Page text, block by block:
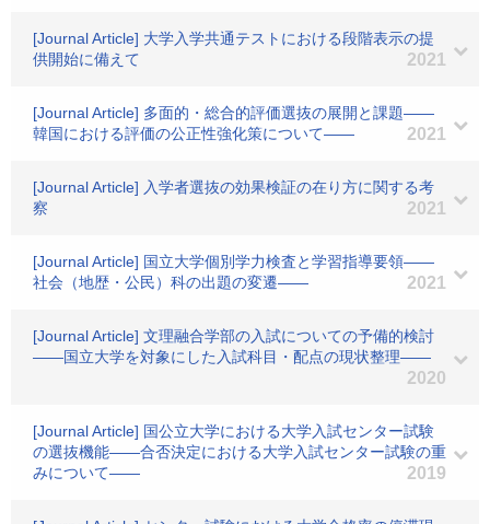
[Journal Article] 大学入学共通テストにおける段階表示の提
供開始に備えて
2021
[Journal Article] 多面的・総合的評価選抜の展開と課題――
韓国における評価の公正性強化策について――
2021
[Journal Article] 入学者選抜の効果検証の在り方に関する考
察
2021
[Journal Article] 国立大学個別学力検査と学習指導要領――
社会（地歴・公民）科の出題の変遷――
2021
[Journal Article] 文理融合学部の入試についての予備的検討
――国立大学を対象にした入試科目・配点の現状整理――
2020
[Journal Article] 国公立大学における大学入試センター試験
の選抜機能――合否決定における大学入試センター試験の重
みについて――
2019